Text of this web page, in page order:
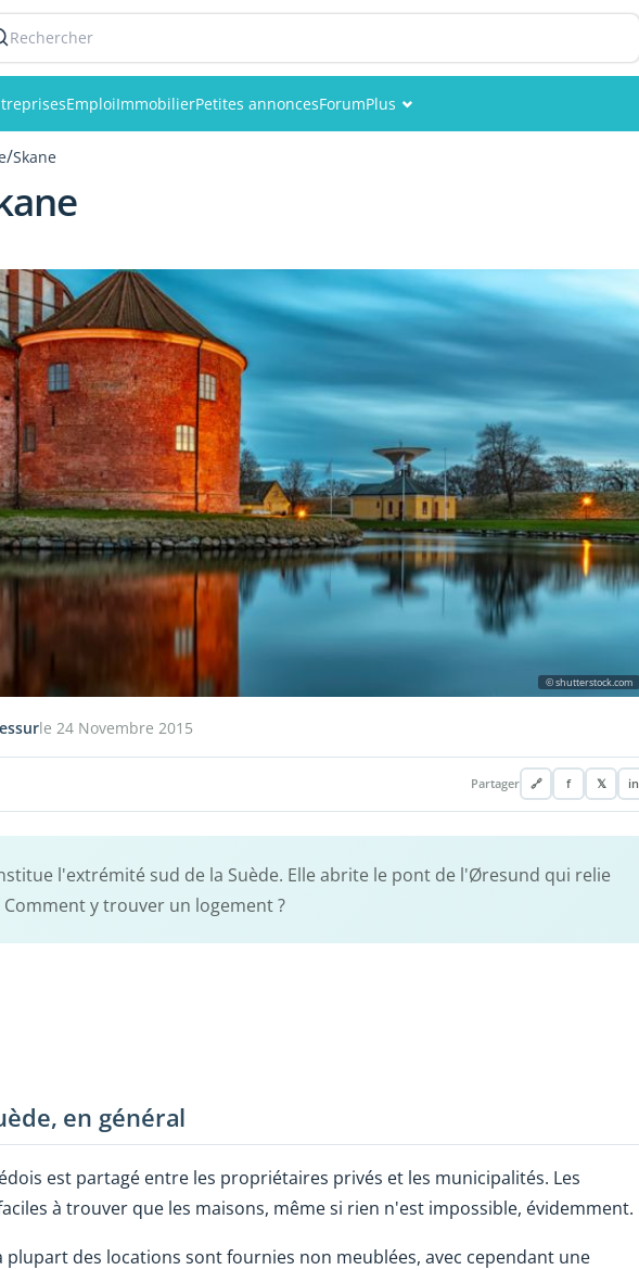
Rechercher
EmploiImmobilierPetites annoncesForumPlus
/Skane
© shutterstock.com
le 24 Novembre 2015
Partager 🔗 f 𝕏 in
l'extrémité sud de la Suède. Elle abrite le pont de l'Øresund qui relie
y trouver un logement ?
en général
est partagé entre les propriétaires privés et les municipalités. Les
à trouver que les maisons, même si rien n'est impossible, évidemment.
plupart des locations sont fournies non meublées, avec cependant une